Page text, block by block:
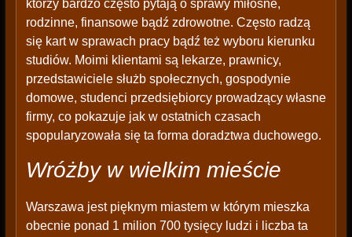
którzy bardzo często pytają o sprawy miłosne,
rodzinne, finansowe bądź zdrowotne. Często radzą
się kart w sprawach pracy bądź też wyboru kierunku
studiów. Moimi klientami są lekarze, prawnicy,
przedstawiciele służb społecznych, gospodynie
domowe, studenci przedsiębiorcy prowadzący własne
firmy, co pokazuje jak w ostatnich czasach
spopularyzowała się ta forma doradztwa duchowego.
Wróżby w wielkim mieście
Warszawa jest pięknym miastem w którym mieszka
obecnie ponad 1 milion 700 tysięcy ludzi i liczba ta